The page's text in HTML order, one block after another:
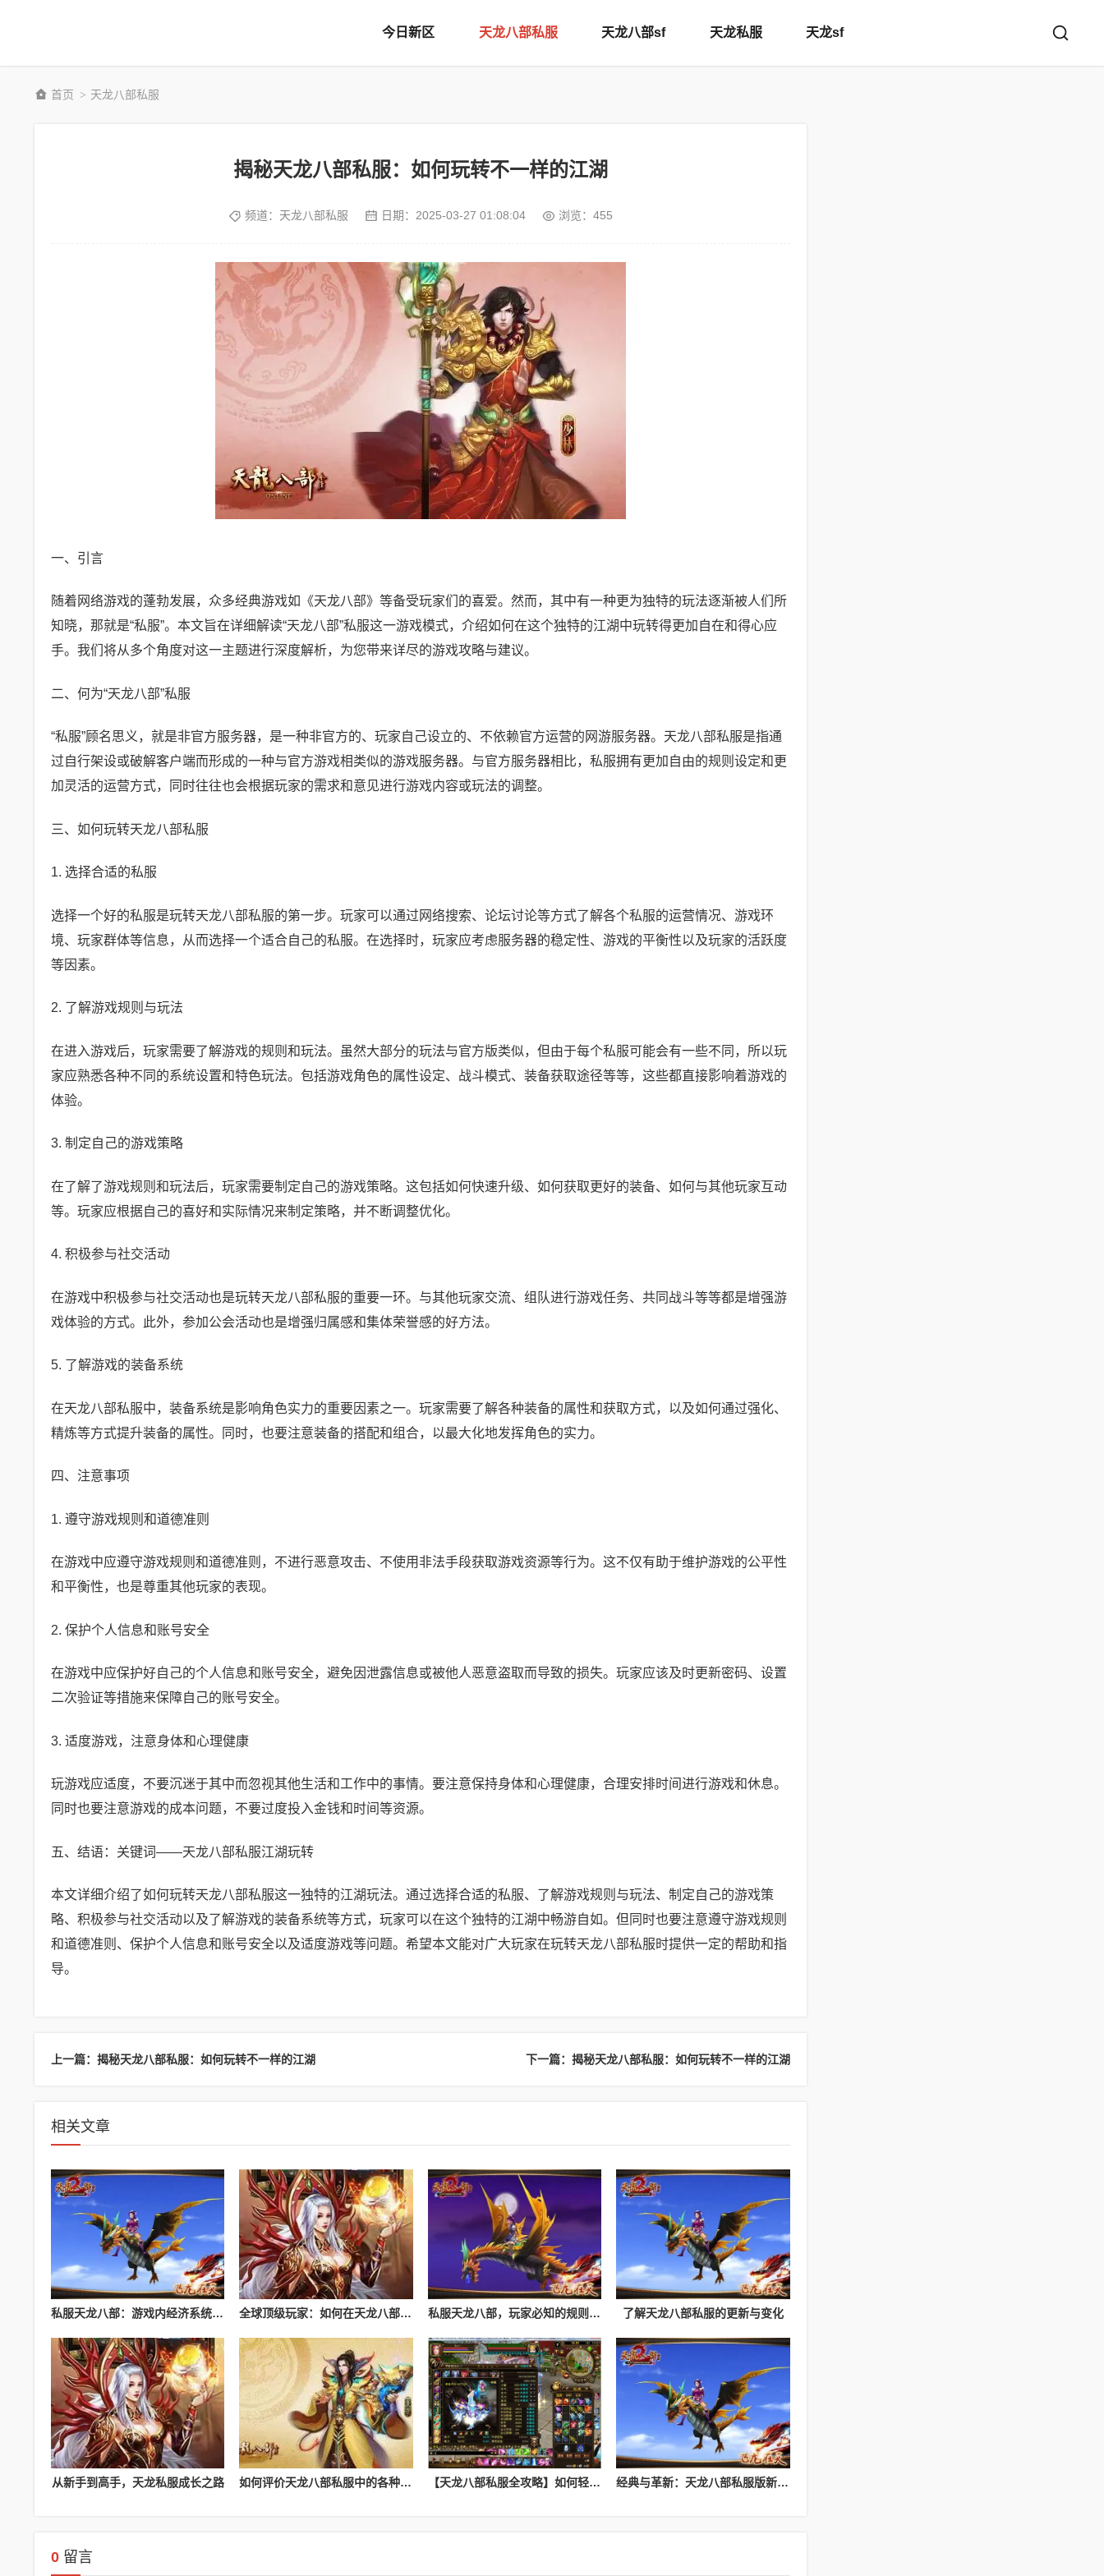
今日新区 天龙八部私服 天龙八部sf 天龙私服 天龙sf
首页 > 天龙八部私服
揭秘天龙八部私服：如何玩转不一样的江湖
频道： 天龙八部私服 日期： 2025-03-27 01:08:04 浏览：455
一、引言
随着网络游戏的蓬勃发展，众多经典游戏如《天龙八部》等备受玩家们的喜爱。然而，其中有一种更为独特的玩法逐渐被人们所
知晓，那就是“私服”。本文旨在详细解读“天龙八部”私服这一游戏模式，介绍如何在这个独特的江湖中玩转得更加自在和得心应
手。我们将从多个角度对这一主题进行深度解析，为您带来详尽的游戏攻略与建议。
二、何为“天龙八部”私服
“私服”顾名思义，就是非官方服务器，是一种非官方的、玩家自己设立的、不依赖官方运营的网游服务器。天龙八部私服是指通
过自行架设或破解客户端而形成的一种与官方游戏相类似的游戏服务器。与官方服务器相比，私服拥有更加自由的规则设定和更
加灵活的运营方式，同时往往也会根据玩家的需求和意见进行游戏内容或玩法的调整。
三、如何玩转天龙八部私服
1. 选择合适的私服
选择一个好的私服是玩转天龙八部私服的第一步。玩家可以通过网络搜索、论坛讨论等方式了解各个私服的运营情况、游戏环
境、玩家群体等信息，从而选择一个适合自己的私服。在选择时，玩家应考虑服务器的稳定性、游戏的平衡性以及玩家的活跃度
等因素。
2. 了解游戏规则与玩法
在进入游戏后，玩家需要了解游戏的规则和玩法。虽然大部分的玩法与官方版类似，但由于每个私服可能会有一些不同，所以玩
家应熟悉各种不同的系统设置和特色玩法。包括游戏角色的属性设定、战斗模式、装备获取途径等等，这些都直接影响着游戏的
体验。
3. 制定自己的游戏策略
在了解了游戏规则和玩法后，玩家需要制定自己的游戏策略。这包括如何快速升级、如何获取更好的装备、如何与其他玩家互动
等。玩家应根据自己的喜好和实际情况来制定策略，并不断调整优化。
4. 积极参与社交活动
在游戏中积极参与社交活动也是玩转天龙八部私服的重要一环。与其他玩家交流、组队进行游戏任务、共同战斗等等都是增强游
戏体验的方式。此外，参加公会活动也是增强归属感和集体荣誉感的好方法。
5. 了解游戏的装备系统
在天龙八部私服中，装备系统是影响角色实力的重要因素之一。玩家需要了解各种装备的属性和获取方式，以及如何通过强化、
精炼等方式提升装备的属性。同时，也要注意装备的搭配和组合，以最大化地发挥角色的实力。
四、注意事项
1. 遵守游戏规则和道德准则
在游戏中应遵守游戏规则和道德准则，不进行恶意攻击、不使用非法手段获取游戏资源等行为。这不仅有助于维护游戏的公平性
和平衡性，也是尊重其他玩家的表现。
2. 保护个人信息和账号安全
在游戏中应保护好自己的个人信息和账号安全，避免因泄露信息或被他人恶意盗取而导致的损失。玩家应该及时更新密码、设置
二次验证等措施来保障自己的账号安全。
3. 适度游戏，注意身体和心理健康
玩游戏应适度，不要沉迷于其中而忽视其他生活和工作中的事情。要注意保持身体和心理健康，合理安排时间进行游戏和休息。
同时也要注意游戏的成本问题，不要过度投入金钱和时间等资源。
五、结语：关键词——天龙八部私服江湖玩转
本文详细介绍了如何玩转天龙八部私服这一独特的江湖玩法。通过选择合适的私服、了解游戏规则与玩法、制定自己的游戏策
略、积极参与社交活动以及了解游戏的装备系统等方式，玩家可以在这个独特的江湖中畅游自如。但同时也要注意遵守游戏规则
和道德准则、保护个人信息和账号安全以及适度游戏等问题。希望本文能对广大玩家在玩转天龙八部私服时提供一定的帮助和指
导。
上一篇：揭秘天龙八部私服：如何玩转不一样的江湖 下一篇：揭秘天龙八部私服：如何玩转不一样的江湖
相关文章
私服天龙八部：游戏内经济系统解析 全球顶级玩家：如何在天龙八部私服中独步江湖 私服天龙八部，玩家必知的规则与技巧 了解天龙八部私服的更新与变化
从新手到高手，天龙私服成长之路 如何评价天龙八部私服中的各种职业？ 【天龙八部私服全攻略】如何轻松上手？ 经典与革新：天龙八部私服版新特性大放送
0 留言